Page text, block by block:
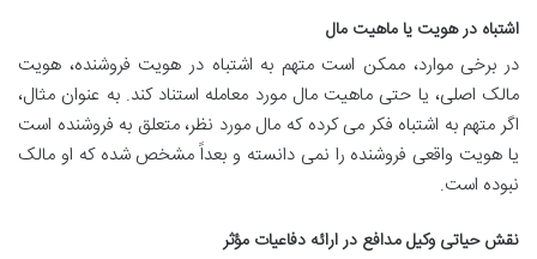
اشتباه در هویت یا ماهیت مال
در برخی موارد، ممکن است متهم به اشتباه در هویت فروشنده، هویت
مالک اصلی، یا حتی ماهیت مال مورد معامله استناد کند. به عنوان مثال،
اگر متهم به اشتباه فکر می کرده که مال مورد نظر، متعلق به فروشنده است
یا هویت واقعی فروشنده را نمی دانسته و بعداً مشخص شده که او مالک
نبوده است.
نقش حیاتی وکیل مدافع در ارائه دفاعیات مؤثر